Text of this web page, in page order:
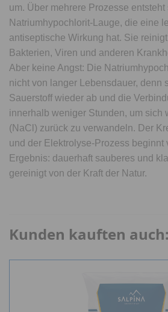
um. Über mehrere Prozesse entsteht
Natriumhypochlorit-Lauge, die eine
antiseptische Wirkung hat. Sie
Bakterien, Viren und anderen
Aber keine Angst: Die
nicht von langer Lebensdauer, denn
Sauerstoff wieder ab und die
innerhalb weniger Stunden, um sich
(NaCl) zurück zu verwandeln. Der
und der Elektrolyse-Prozess beginnt
Ergebnis: dauerhaft sauberes und
gereinigt von der Kraft der Natur.
Kunden kauften auch: